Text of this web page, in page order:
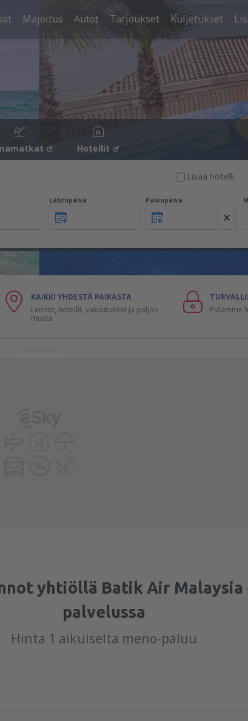
Majoitus Autot Tarjoukset Kuljetukset
Hotellit
Lisää hotelli
Lähtöpäivä Paluupäivä
KAIKKI YHDESTÄ PAIKASTA
Lennot, hotellit, vakuutukset ja paljon
muuta
Pidämme
yhtiöllä Batik Air Malaysia
palvelussa
Hinta 1 aikuiselta meno-paluu